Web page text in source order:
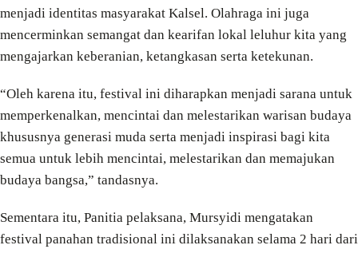
menjadi identitas masyarakat Kalsel. Olahraga ini juga
mencerminkan semangat dan kearifan lokal leluhur kita yang
mengajarkan keberanian, ketangkasan serta ketekunan.
“Oleh karena itu, festival ini diharapkan menjadi sarana untuk
memperkenalkan, mencintai dan melestarikan warisan budaya
khususnya generasi muda serta menjadi inspirasi bagi kita
semua untuk lebih mencintai, melestarikan dan memajukan
budaya bangsa,” tandasnya.
Sementara itu, Panitia pelaksana, Mursyidi mengatakan
festival panahan tradisional ini dilaksanakan selama 2 hari dari